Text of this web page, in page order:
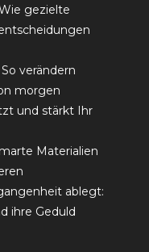
gezielte
verändern
morgen
und stärkt Ihr
Materialien
ablegt:
ihre Geduld